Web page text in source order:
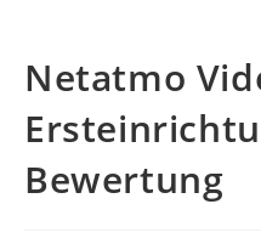
Netatmo
Bewertung